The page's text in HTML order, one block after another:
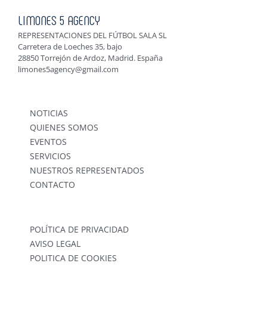
LIMONES 5 AGENCY
REPRESENTACIONES DEL FÚTBOL SALA SL
Carretera de Loeches 35, bajo
28850 Torrejón de Ardoz, Madrid. España
limones5agency@gmail.com
NOTICIAS
QUIENES SOMOS
EVENTOS
SERVICIOS
NUESTROS REPRESENTADOS
CONTACTO
POLÍTICA DE PRIVACIDAD
AVISO LEGAL
POLITICA DE COOKIES